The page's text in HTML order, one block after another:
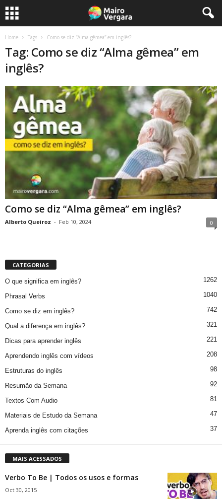
Home Tags Como se diz “Alma gêmea” em inglês?
Tag: Como se diz “Alma gêmea” em
inglês?
Como se diz “Alma gêmea” em inglês?
Alberto Queiroz - Feb 10, 2024 0
CATEGORIAS
O que significa em inglês? 1262
Phrasal Verbs 1040
Como se diz em inglês? 742
Qual a diferença em inglês? 321
Dicas para aprender inglês 221
Aprendendo inglês com vídeos 208
Estruturas do inglês 98
Resumão da Semana 92
Textos Com Audio 81
Materiais de Estudo da Semana 47
Aprenda inglês com citações 37
MAIS ACESSADOS
Verbo To Be | Todos os usos e formas
Oct 30, 2015